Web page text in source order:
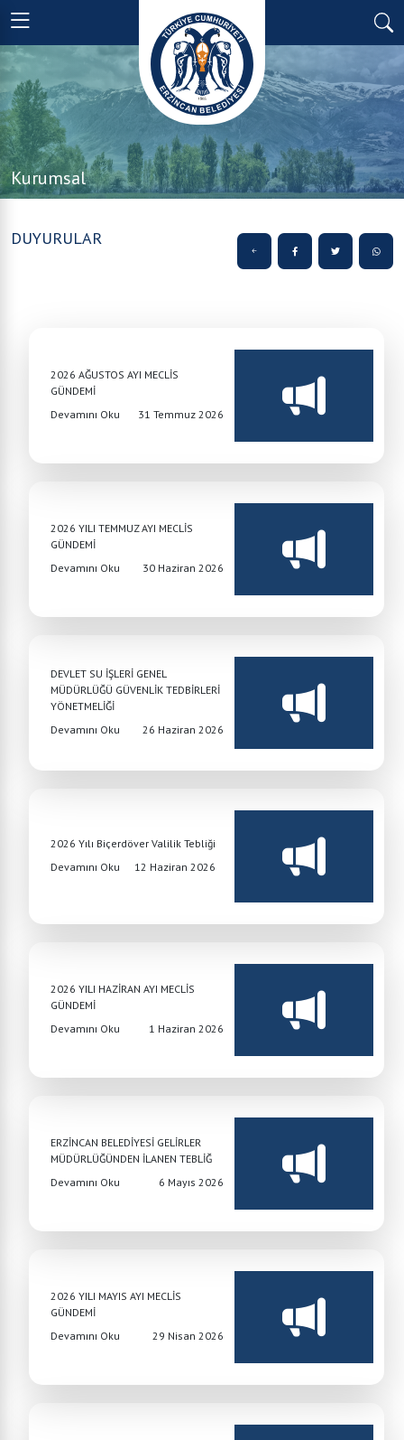
Kurumsal
DUYURULAR
2026 AĞUSTOS AYI MECLİS
GÜNDEMİ
Devamını Oku
31 Temmuz 2026
2026 YILI TEMMUZ AYI MECLİS
GÜNDEMİ
Devamını Oku
30 Haziran 2026
DEVLET SU İŞLERİ GENEL
MÜDÜRLÜĞÜ GÜVENLİK TEDBİRLERİ
YÖNETMELİĞİ
Devamını Oku
26 Haziran 2026
2026 Yılı Biçerdöver Valilik Tebliği
Devamını Oku
12 Haziran 2026
2026 YILI HAZİRAN AYI MECLİS
GÜNDEMİ
Devamını Oku
1 Haziran 2026
ERZİNCAN BELEDİYESİ GELİRLER
MÜDÜRLÜĞÜNDEN İLANEN TEBLİĞ
Devamını Oku
6 Mayıs 2026
2026 YILI MAYIS AYI MECLİS
GÜNDEMİ
Devamını Oku
29 Nisan 2026